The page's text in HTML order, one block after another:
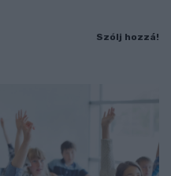
Szólj hozzá!